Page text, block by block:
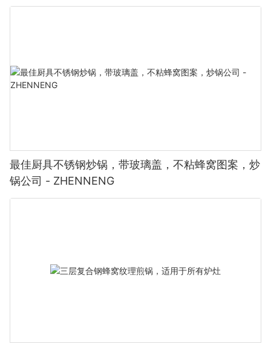
最佳厨具不锈钢炒锅，带玻璃盖，不粘蜂窝图案，炒
锅公司 - ZHENNENG